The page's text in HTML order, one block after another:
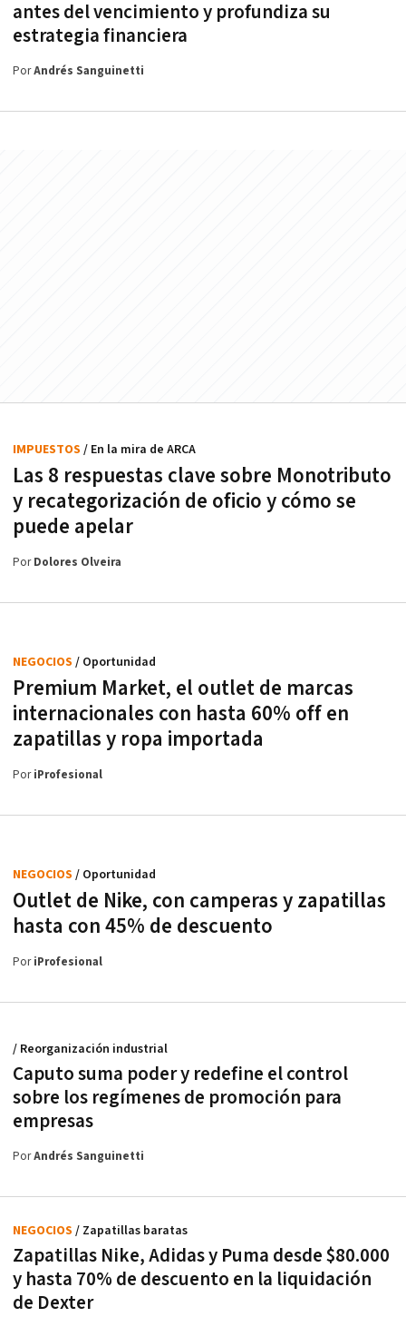
antes del vencimiento y profundiza su
estrategia financiera
PorAndrés Sanguinetti
Las 8 respuestas clave sobre Monotributo
y recategorización de oficio y cómo se
puede apelar
IMPUESTOS / En la mira de ARCA
PorDolores Olveira
Premium Market, el outlet de marcas
internacionales con hasta 60% off en
zapatillas y ropa importada
NEGOCIOS / Oportunidad
PoriProfesional
Outlet de Nike, con camperas y zapatillas
hasta con 45% de descuento
NEGOCIOS / Oportunidad
PoriProfesional
Caputo suma poder y redefine el control
sobre los regímenes de promoción para
empresas
/ Reorganización industrial
PorAndrés Sanguinetti
Zapatillas Nike, Adidas y Puma desde $80.000
y hasta 70% de descuento en la liquidación
de Dexter
NEGOCIOS / Zapatillas baratas